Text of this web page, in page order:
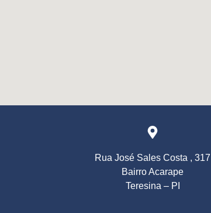
Rua José Sales Costa , 317
Bairro Acarape
Teresina – PI